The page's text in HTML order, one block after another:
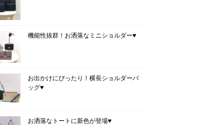
機能性抜群！お洒落なミニショルダー♥
お出かけにぴったり！横長ショルダーバ
ッグ♥
お洒落なトートに新色が登場♥